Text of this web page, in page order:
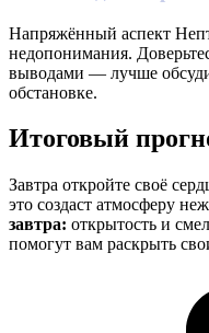
Напряжённый аспект
недопонимания.
выводами — лучше
обстановке.
Итоговый
Завтра откройте своё
это создаст атмосферу
завтра: открытость и
помогут вам раскрыть